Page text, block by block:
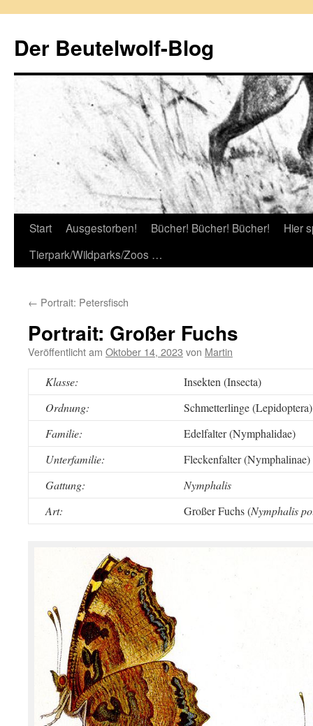
springen
Der Beutelwolf-Blog
Start Ausgestorben! Bücher! Bücher! Bücher!
Hier
Tierpark/Wildparks/Zoos …
← Portrait: Petersfisch
Portrait: Großer Fuchs
Veröffentlicht am Oktober 14, 2023 von Martin
Klasse:
Insekten (Insecta)
Ordnung:
Schmetterlinge (Lepidoptera)
Familie:
Edelfalter (Nymphalidae)
Unterfamilie:
Fleckenfalter (Nymphalinae)
Gattung:
Nymphalis
Art:
Großer Fuchs (Nymphalis